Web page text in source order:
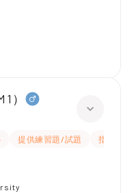
）
提供練習題/試題
指導功課